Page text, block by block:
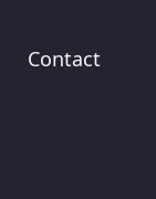
Contact